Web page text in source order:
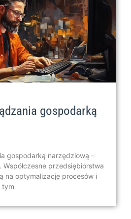
gospodarką
gospodarką narzędziową –
przedsiębiorstwa
na optymalizację procesów i
tym